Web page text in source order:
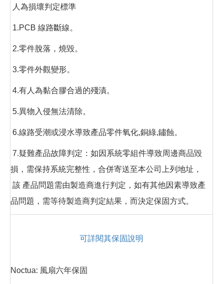
人為損壞判定標準
1.PCB 線路斷線。
2.零件脫落，燒毀。
3.零件外觀變形。
4.有人為黏合膠合過的殘漬。
5.異物入侵無法清除。
6.線路受潮或浸水導致產品零件氧化,銅綠,鏽蝕。
7.疑難產品故障判定：如因系統零組件導致周邊商品毀
損，需保持系統完整性，合併寄送至本公司上列地址，
該 產品問題需由製造商進行判定，如有其他因素導致產
品問題，需等待製造商判定結果，而決定保固方式。
可詳閱其保固說明
Noctua: 風扇六年保固